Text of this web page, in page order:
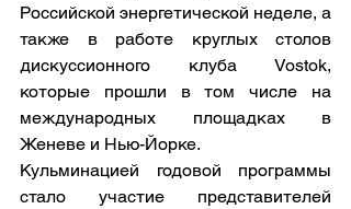
Российской энергетической неделе, а
также в работе круглых столов
дискуссионного клуба Vostok,
которые прошли в том числе на
международных площадках в
Женеве и Нью-Йорке.
Кульминацией годовой программы
стало участие представителей